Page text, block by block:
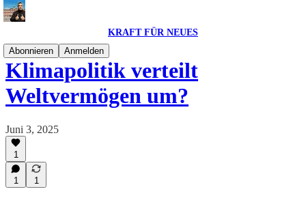
KRAFT FÜR NEUES
Abonnieren
Anmelden
Klimapolitik verteilt
Weltvermögen um?
Juni 3, 2025
1
1 1